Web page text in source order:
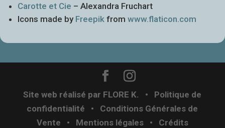
Carotte et Cie – Alexandra Fruchart
Icons made by Freepik from www.flaticon.com
Site web réalisé par FLORE K. • Politique de
confidentialité • Conditions Générales de
Vente
• Mentions légales• Crédits